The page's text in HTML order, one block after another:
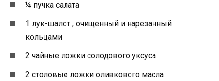
¼ пучка салата
1 лук-шалот , очищенный и нарезанный
кольцами
2 чайные ложки солодового уксуса
2 столовые ложки оливкового масла